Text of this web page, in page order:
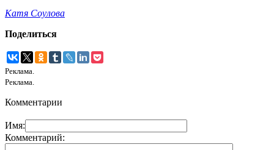
Катя Соулова
Поделиться
Реклама.
Реклама.
Комментарии
Имя:
Комментарий: